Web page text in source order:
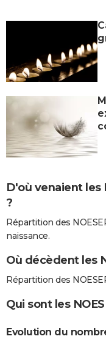
D'où venaient les
?
Répartition des
naissance.
Où décèdent les
Répartition des
Qui sont les
Evolution du